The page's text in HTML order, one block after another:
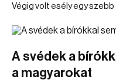
Végig volt esély egy
A svédek a
a magyarokat